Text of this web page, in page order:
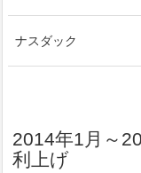
ナスダック
2014年1月～
利上げ